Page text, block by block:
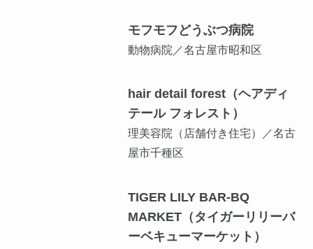
モフモフどうぶつ病院
動物病院／名古屋市昭和区
hair detail forest（ヘアディ
テール フォレスト）
理美容院（店舗付き住宅）／名古
屋市千種区
TIGER LILY BAR-BQ
MARKET（タイガーリリーバ
ーベキューマーケット）